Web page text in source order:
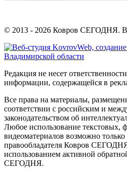
© 2013 - 2026 Ковров СЕГОДНЯ.
Редакция не несет
информации, содержащейся в
Все права на материалы,
соответствии с российским и
законодательством об
Любое использование текстовых,
видеоматериалов возможно только
правообладателя Ковров
использованием активной
СЕГОДНЯ.